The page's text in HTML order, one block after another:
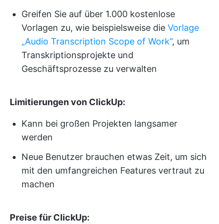
Greifen Sie auf über 1.000 kostenlose
Vorlagen zu, wie beispielsweise die Vorlage
„Audio Transcription Scope of Work“, um
Transkriptionsprojekte und
Geschäftsprozesse zu verwalten
Limitierungen von ClickUp:
Kann bei großen Projekten langsamer
werden
Neue Benutzer brauchen etwas Zeit, um sich
mit den umfangreichen Features vertraut zu
machen
Preise für ClickUp: